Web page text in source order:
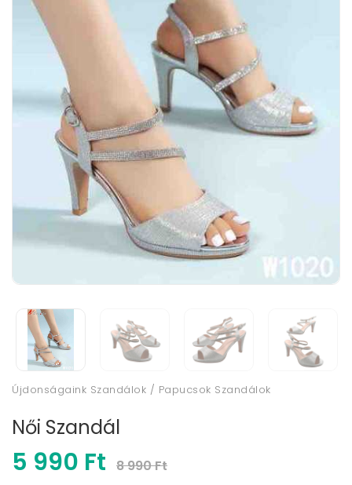
Újdonságaink Szandálok / Papucsok Szandálok
Női Szandál
5 990 Ft 8 990 Ft